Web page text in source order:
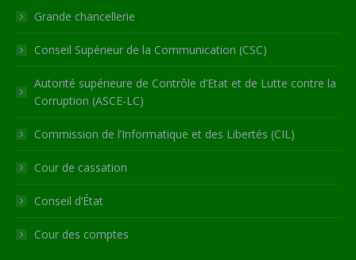
Grande chancellerie
Conseil Supérieur de la Communication (CSC)
Autorité supérieure de Contrôle d’Etat et de Lutte contre la
Corruption (ASCE-LC)
Commission de l’Informatique et des Libertés (CIL)
Cour de cassation
Conseil d’État
Cour des comptes